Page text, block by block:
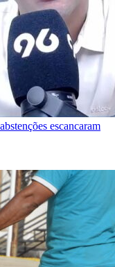
escancaram